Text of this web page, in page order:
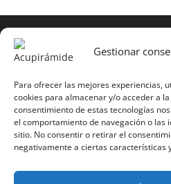
Gestionar
Para ofrecer las mejores experiencias,
cookies para almacenar y/o acceder a
consentimiento de estas tecnologías
el comportamiento de navegación o las
sitio. No consentir o retirar el
negativamente a ciertas características
estas páginas o parte de
autorización por escrito
Todos los instrumentales
Web inaugurada en 2002
2025).